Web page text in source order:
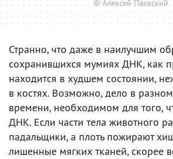
© Алексей Паевский
Странно, что даже в наилучшим
сохранившихся мумиях ДНК, как
находится в худшем состоянии,
в костях. Возможно, дело в
времени, необходимом для того,
ДНК. Если части тела животного
падальщики, а плоть пожирают
лишенные мягких тканей, скорее